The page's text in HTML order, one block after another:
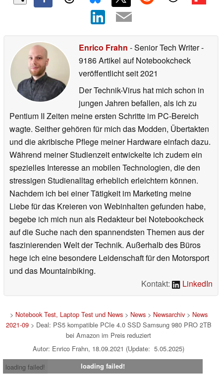
Enrico Frahn - Senior Tech Writer-
9186 Artikel auf Notebookcheck
veröffentlichtseit 2021
Der Technik-Virus hat mich schon in
jungen Jahren befallen, als ich zu
Pentium II Zeiten meine ersten Schritte im PC-Bereich
wagte. Seither gehören für mich das Modden, Übertakten
und die akribische Pflege meiner Hardware einfach dazu.
Während meiner Studienzeit entwickelte ich zudem ein
spezielles Interesse an mobilen Technologien, die den
stressigen Studienalltag erheblich erleichtern können.
Nachdem ich bei einer Tätigkeit im Marketing meine
Liebe für das Kreieren von Webinhalten gefunden habe,
begebe ich mich nun als Redakteur bei Notebookcheck
auf die Suche nach den spannendsten Themen aus der
faszinierenden Welt der Technik. Außerhalb des Büros
hege ich eine besondere Leidenschaft für den Motorsport
und das Mountainbiking.
Kontakt:
LinkedIn
> Notebook Test, Laptop Test und News> News> Newsarchiv> News
2021-09> Deal: PS5 kompatible PCIe 4.0 SSD Samsung 980 PRO 2TB
bei Amazon im Preis reduziert
Autor: Enrico Frahn, 18.09.2021 (Update: 5.05.2025)
loading failed!
loading failed!